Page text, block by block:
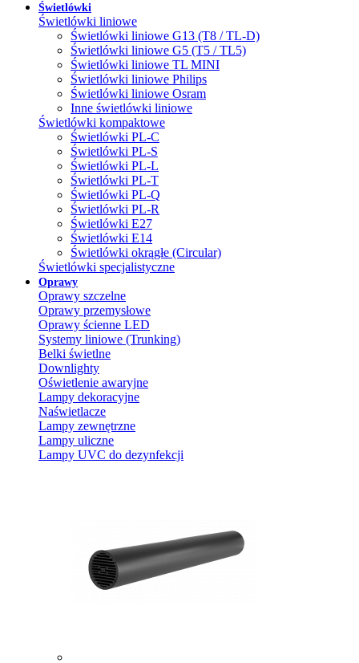
Świetlówki
Świetlówki liniowe
Świetlówki liniowe G13 (T8 / TL-D)
Świetlówki liniowe G5 (T5 / TL5)
Świetlówki liniowe TL MINI
Świetlówki liniowe Philips
Świetlówki liniowe Osram
Inne świetlówki liniowe
Świetlówki kompaktowe
Świetlówki PL-C
Świetlówki PL-S
Świetlówki PL-L
Świetlówki PL-T
Świetlówki PL-Q
Świetlówki PL-R
Świetlówki E27
Świetlówki E14
Świetlówki okrągłe (Circular)
Świetlówki specjalistyczne
Oprawy
Oprawy szczelne
Oprawy przemysłowe
Oprawy ścienne LED
Systemy liniowe (Trunking)
Belki świetlne
Downlighty
Oświetlenie awaryjne
Lampy dekoracyjne
Naświetlacze
Lampy zewnętrzne
Lampy uliczne
Lampy UVC do dezynfekcji